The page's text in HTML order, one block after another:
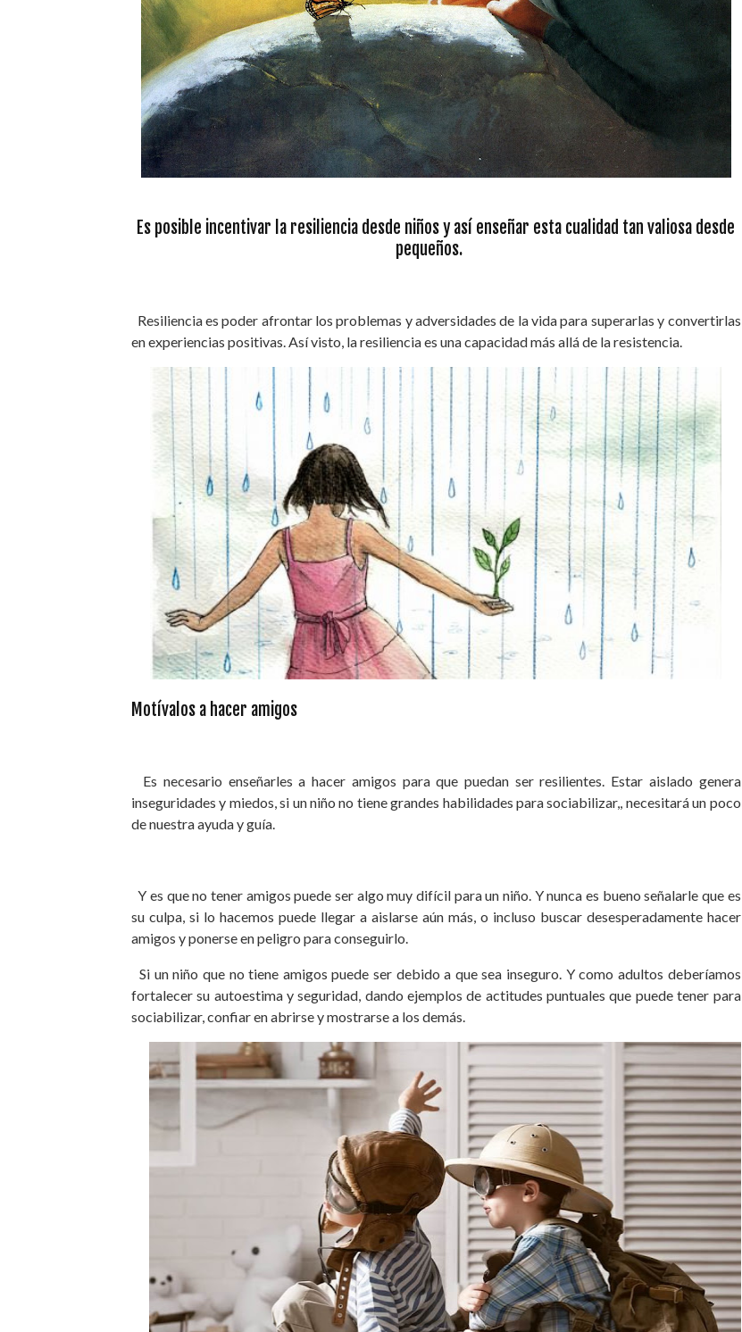
Es posible incentivar la resiliencia desde niños y así enseñar esta cualidad tan valiosa desde
pequeños.
Resiliencia es poder afrontar los problemas y adversidades de la vida para superarlas y convertirlas
en experiencias positivas. Así visto, la resiliencia es una capacidad más allá de la resistencia.
Motívalos a hacer amigos
Es necesario enseñarles a hacer amigos para que puedan ser resilientes. Estar aislado genera
inseguridades y miedos, si un niño no tiene grandes habilidades para sociabilizar,, necesitará un poco
de nuestra ayuda y guía.
Y es que no tener amigos puede ser algo muy difícil para un niño. Y nunca es bueno señalarle que es
su culpa, si lo hacemos puede llegar a aislarse aún más, o incluso buscar desesperadamente hacer
amigos y ponerse en peligro para conseguirlo.
Si un niño que no tiene amigos puede ser debido a que sea inseguro. Y como adultos deberíamos
fortalecer su autoestima y seguridad, dando ejemplos de actitudes puntuales que puede tener para
sociabilizar, confiar en abrirse y mostrarse a los demás.